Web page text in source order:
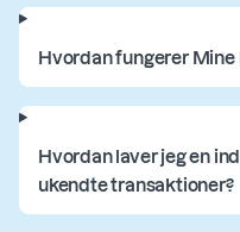
Hvordan fungerer Mine
Hvordan laver jeg en
ukendte transaktioner?